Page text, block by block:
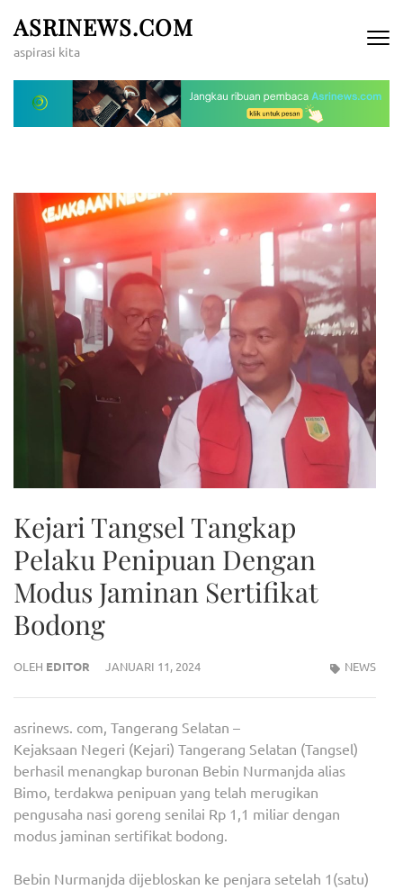
ke
konten
Enter)
ASRINEWS.COM
aspirasi kita
Kejari Tangsel Tangkap
Pelaku Penipuan Dengan
Modus Jaminan Sertifikat
Bodong
OLEH EDITOR JANUARI 11, 2024 NEWS
asrinews. com, Tangerang Selatan –
Kejaksaan Negeri (Kejari) Tangerang Selatan (Tangsel)
berhasil menangkap buronan Bebin Nurmanjda alias
Bimo, terdakwa penipuan yang telah merugikan
pengusaha nasi goreng senilai Rp 1,1 miliar dengan
modus jaminan sertifikat bodong.
Bebin Nurmanjda dijebloskan ke penjara setelah 1(satu)